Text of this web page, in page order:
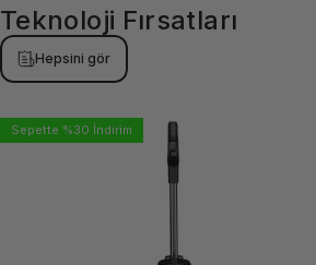
Teknoloji Fırsatları
Hepsini gör
Sepette %30 İndirim